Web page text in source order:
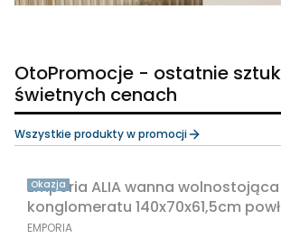
OtoPromocje - ostatnie
świetnych cenach
Wszystkie produkty w promocji
Okazja
Emporia ALIA wanna wolnostojąca
konglomeratu 140x70x61,5cm
WHITE ALIA0001
PRODUCENT
EMPORIA